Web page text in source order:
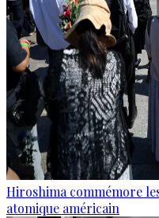
Hiroshima commémore
atomique américain